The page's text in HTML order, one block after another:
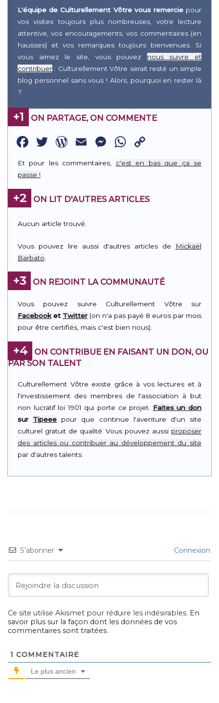
L'équipe de Culturellement Vôtre vous remerciepour
vos visites toujours plus nombreuses, votre lecture
attentive, vos encouragements, vos commentaires (en
hausses) et vos remarques toujours bienvenues. Si
vous aimez le site, vous pouvez nous suivre et
contribuer : Culturellement Vôtre serait resté un simple
blog personnel sans vous ! Alors, pourquoi en rester là
?
+1 ON PARTAGE, ON COMMENTE
Facebook
Twitter
WordPress
EmailMessenger
WhatsApp
Link
Et pour les commentaires, c'est en bas que ça se
passe !
+2 ON LIT D'AUTRES ARTICLES
Aucun article trouvé.
Vous pouvez lire aussi d'autres articles de
Mickaël
Barbato
+3 ON REJOINT LA COMMUNAUTÉ
Vous pouvez suivre Culturellement Vôtre sur
Facebooket Twitter(on n'a pas payé 8 euros par mois
pour être certifiés, mais c'est bien nous).
+4
ON CONTRIBUE EN FAISANT UN DON, OU
PAR SON TALENT
Culturellement Vôtre existe grâce à vos lectures et à
l'investissement des membres de l'association à but
non lucratif loi 1901 qui porte ce projet. Faites un don
sur Tipeee pour que continue l'aventure d'un site
culturel gratuit de qualité. Vous pouvez aussi proposer
des articles ou contribuer au développement du site
par d'autres talents.
S’abonner Connexion
Ce site utilise Akismet pour réduire les indésirables. En
savoir plus sur la façon dont les données de vos
commentaires sont traitées.
1 COMMENTAIRE
Le plus ancien